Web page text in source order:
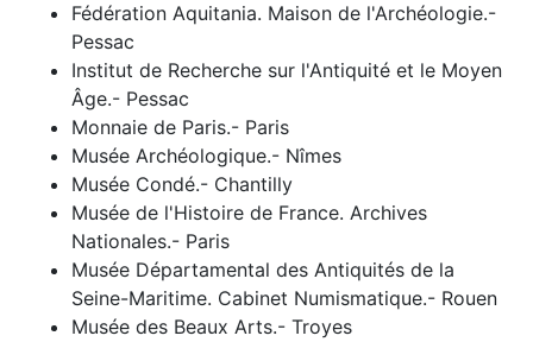
Fédération Aquitania. Maison de l'Archéologie.-
Pessac
Institut de Recherche sur l'Antiquité et le Moyen
Âge.- Pessac
Monnaie de Paris.- Paris
Musée Archéologique.- Nîmes
Musée Condé.- Chantilly
Musée de l'Histoire de France. Archives
Nationales.- Paris
Musée Départamental des Antiquités de la
Seine-Maritime. Cabinet Numismatique.- Rouen
Musée des Beaux Arts.- Troyes